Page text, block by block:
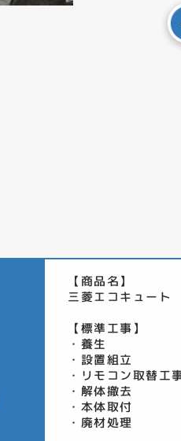
【商品名】
三菱エコキュー
【標準工事】
・養生
・設置組立
・リモコン取替工
・解体撤去
・本体取付
・廃材処理